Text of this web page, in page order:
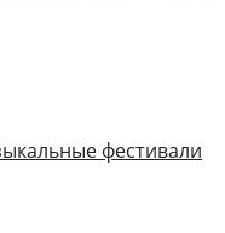
фестивали